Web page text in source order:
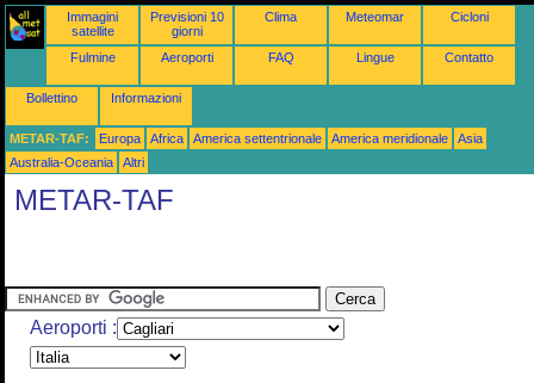
Immagini
satellite
Previsioni 10
giorni
Clima Meteomar Cicloni
Fulmine Aeroporti FAQ Lingue Contatto
Bollettino Informazioni
METAR-TAF: Europa Africa America settentrionale America meridionale
Asia
Australia-Oceania
Altri
METAR-TAF
Aeroporti :